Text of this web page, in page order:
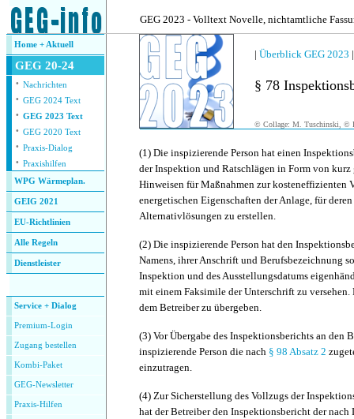
GEG 2023 - Volltext Novelle, nichtamtliche
Home + Aktuell
GEG 20-24
· Nachrichten
· GEG 2024 Text
· GEG 2023 Text
· GEG 2020 Text
· Praxis-Dialog
· Praxishilfen
WPG Wärmeplan.
GEIG 2021
EU-Richtlinien
Alle Regeln
Dienstleister
Service + Dialog
Premium-Login
Zugang bestellen
Kombi-Paket
GEG-Newsletter
Praxis-Hilfen
| Überblick GEG 2023
§ 78
© Collage: M. Tuschinski, ©
(1) Die inspizierende Person hat einen
der Inspektion und Ratschlägen in Form von kurz
Hinweisen für Maßnahmen zur kosteneffizienten
energetischen Eigenschaften der Anlage, für
Alternativlösungen zu erstellen.
(2) Die inspizierende Person hat den
Namens, ihrer Anschrift und Berufsbezeichnung
Inspektion und des Ausstellungsdatums
mit einem Faksimile der Unterschrift zu
dem Betreiber zu übergeben.
(3) Vor Übergabe des Inspektionsberichts an den
inspizierende Person die nach § 98 Absatz 2
einzutragen.
(4) Zur Sicherstellung des Vollzugs der
hat der Betreiber den Inspektionsbericht der nach